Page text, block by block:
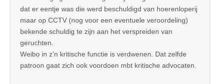
dat er eentje was die werd beschuldigd van hoerenloperij
maar op CCTV (nog voor een eventuele veroordeling)
bekende schuldig te zijn aan het verspreiden van
geruchten.
Weibo in z’n kritische functie is verdwenen. Dat zelfde
patroon gaat zich ook voordoen mbt kritische advocaten.